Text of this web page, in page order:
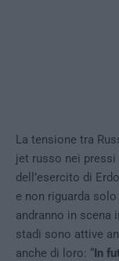
La tensione tra
jet russo nei
dell’esercito di
e non riguarda
andranno in scena
stadi sono attive
anche di loro: “In